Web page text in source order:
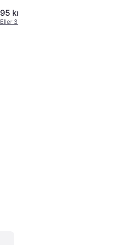
95 kr.
Eller 3 betalinger af 32 kr.